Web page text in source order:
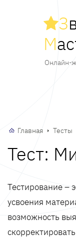
З
М
Онлайн-
Главная Тесты
Тест:
Тестирование –
усвоения
возможность